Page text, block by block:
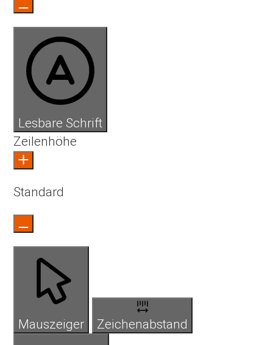
Lesbare Schrift
Zeilenhöhe
Standard
Mauszeiger Zeichenabstand